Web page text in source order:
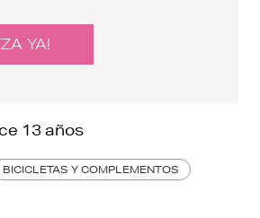
YA!
13 años
BICICLETAS Y COMPLEMENTOS